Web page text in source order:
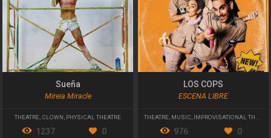
Sueña
Mireia Miracle
THEATRE, CLOWN, PHYSICAL THEATRE
1237 0
LOS COPS
ESCENA LIBRE
THEATRE, MUSIC, IMPROVISATIONAL THEATRE
976 0